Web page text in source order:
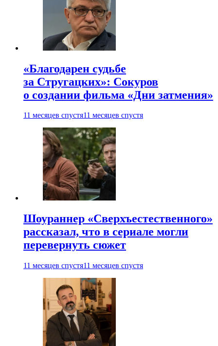
«Благодарен судьбе
за Стругацких»: Сокуров
о создании фильма «Дни затмения»
11 месяцев спустя11 месяцев спустя
Шоураннер «Сверхъестественного»
рассказал, что в сериале могли
перевернуть сюжет
11 месяцев спустя11 месяцев спустя